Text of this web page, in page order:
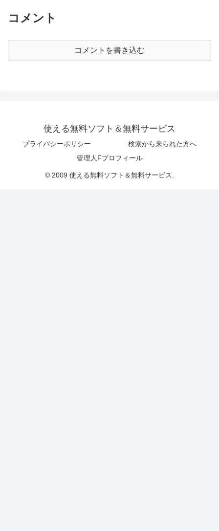
コメント
コメントを書き込む
使える無料ソフト＆無料サービス
プライバシーポリシー
検索から来られた方へ
管理人Fプロフィール
© 2009 使える無料ソフト＆無料サービス.